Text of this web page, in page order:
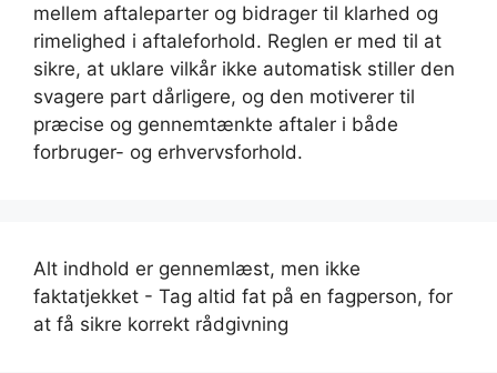
mellem aftaleparter og bidrager til klarhed og
rimelighed i aftaleforhold. Reglen er med til at
sikre, at uklare vilkår ikke automatisk stiller den
svagere part dårligere, og den motiverer til
præcise og gennemtænkte aftaler i både
forbruger- og erhvervsforhold.
Alt indhold er gennemlæst, men ikke
faktatjekket - Tag altid fat på en fagperson, for
at få sikre korrekt rådgivning